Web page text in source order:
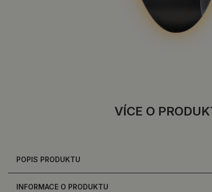
VÍCE O
POPIS PRODUKTU
INFORMACE O PRODUKTU